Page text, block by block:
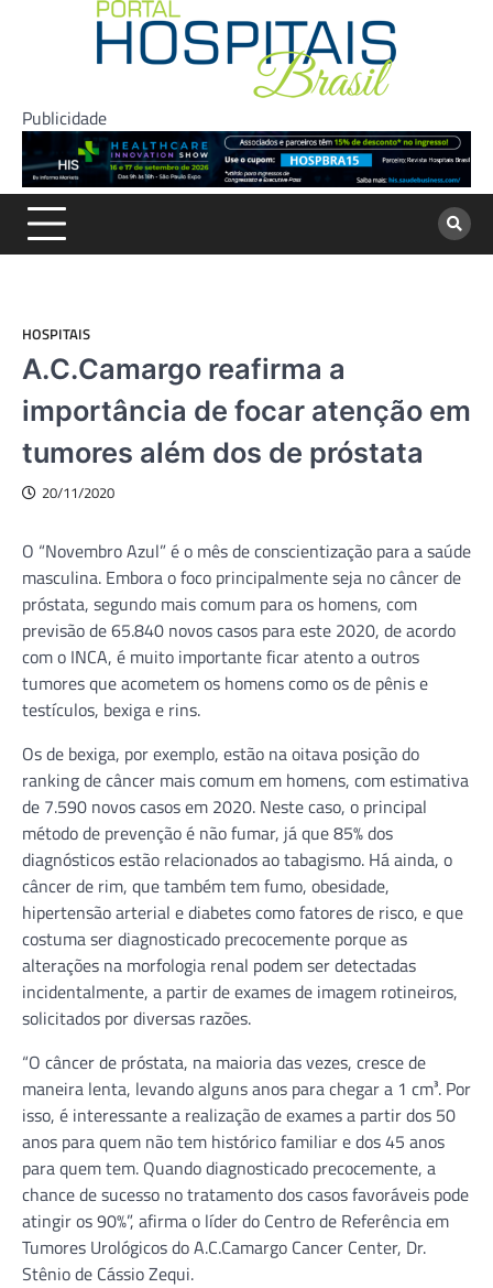
Publicidade
HOSPITAIS
A.C.Camargo reafirma a
importância de focar atenção em
tumores além dos de próstata
20/11/2020
O “Novembro Azul” é o mês de conscientização para a saúde
masculina. Embora o foco principalmente seja no câncer de
próstata, segundo mais comum para os homens, com
previsão de 65.840 novos casos para este 2020, de acordo
com o INCA, é muito importante ficar atento a outros
tumores que acometem os homens como os de pênis e
testículos, bexiga e rins.
Os de bexiga, por exemplo, estão na oitava posição do
ranking de câncer mais comum em homens, com estimativa
de 7.590 novos casos em 2020. Neste caso, o principal
método de prevenção é não fumar, já que 85% dos
diagnósticos estão relacionados ao tabagismo. Há ainda, o
câncer de rim, que também tem fumo, obesidade,
hipertensão arterial e diabetes como fatores de risco, e que
costuma ser diagnosticado precocemente porque as
alterações na morfologia renal podem ser detectadas
incidentalmente, a partir de exames de imagem rotineiros,
solicitados por diversas razões.
“O câncer de próstata, na maioria das vezes, cresce de
maneira lenta, levando alguns anos para chegar a 1 cm³. Por
isso, é interessante a realização de exames a partir dos 50
anos para quem não tem histórico familiar e dos 45 anos
para quem tem. Quando diagnosticado precocemente, a
chance de sucesso no tratamento dos casos favoráveis pode
atingir os 90%”, afirma o líder do Centro de Referência em
Tumores Urológicos do A.C.Camargo Cancer Center, Dr.
Stênio de Cássio Zequi.